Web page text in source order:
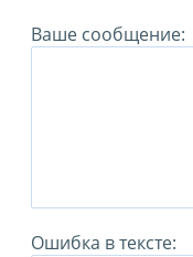
Ваше сообщение:
Ошибка в тексте: